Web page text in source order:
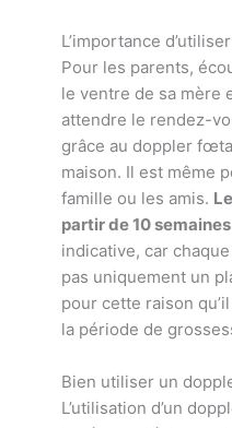
L’importance
Pour les parents,
le ventre de sa mère
attendre le rendez-
grâce au doppler
maison. Il est même
famille ou les amis.
partir de 10
indicative, car
pas uniquement un
pour cette raison
la période de
Bien utiliser un
L’utilisation d’un